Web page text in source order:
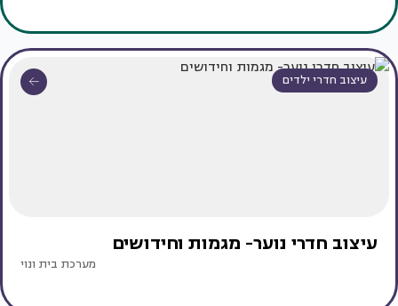
עיצוב חדרי ילדים
עיצוב חדרי נוער- מגמות וחידושים
מערכת בית ונוי